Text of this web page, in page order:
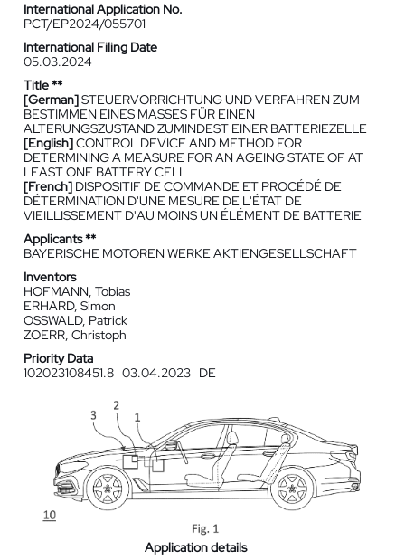
International Application No.
PCT/EP2024/055701
International Filing Date
05.03.2024
Title **
[German]STEUERVORRICHTUNG UND VERFAHREN ZUM
BESTIMMEN EINES MASSES FÜR EINEN
ALTERUNGSZUSTAND ZUMINDEST EINER BATTERIEZELLE
[English]CONTROL DEVICE AND METHOD FOR
DETERMINING A MEASURE FOR AN AGEING STATE OF AT
LEAST ONE BATTERY CELL
[French] DISPOSITIF DE COMMANDE ET PROCÉDÉ DE
DÉTERMINATION D'UNE MESURE DE L'ÉTAT DE
VIEILLISSEMENT D'AU MOINS UN ÉLÉMENT DE BATTERIE
Applicants **
BAYERISCHE MOTOREN WERKE AKTIENGESELLSCHAFT
Inventors
HOFMANN, Tobias
ERHARD, Simon
OSSWALD, Patrick
ZOERR, Christoph
Priority Data
102023108451.8 03.04.2023 DE
Application details